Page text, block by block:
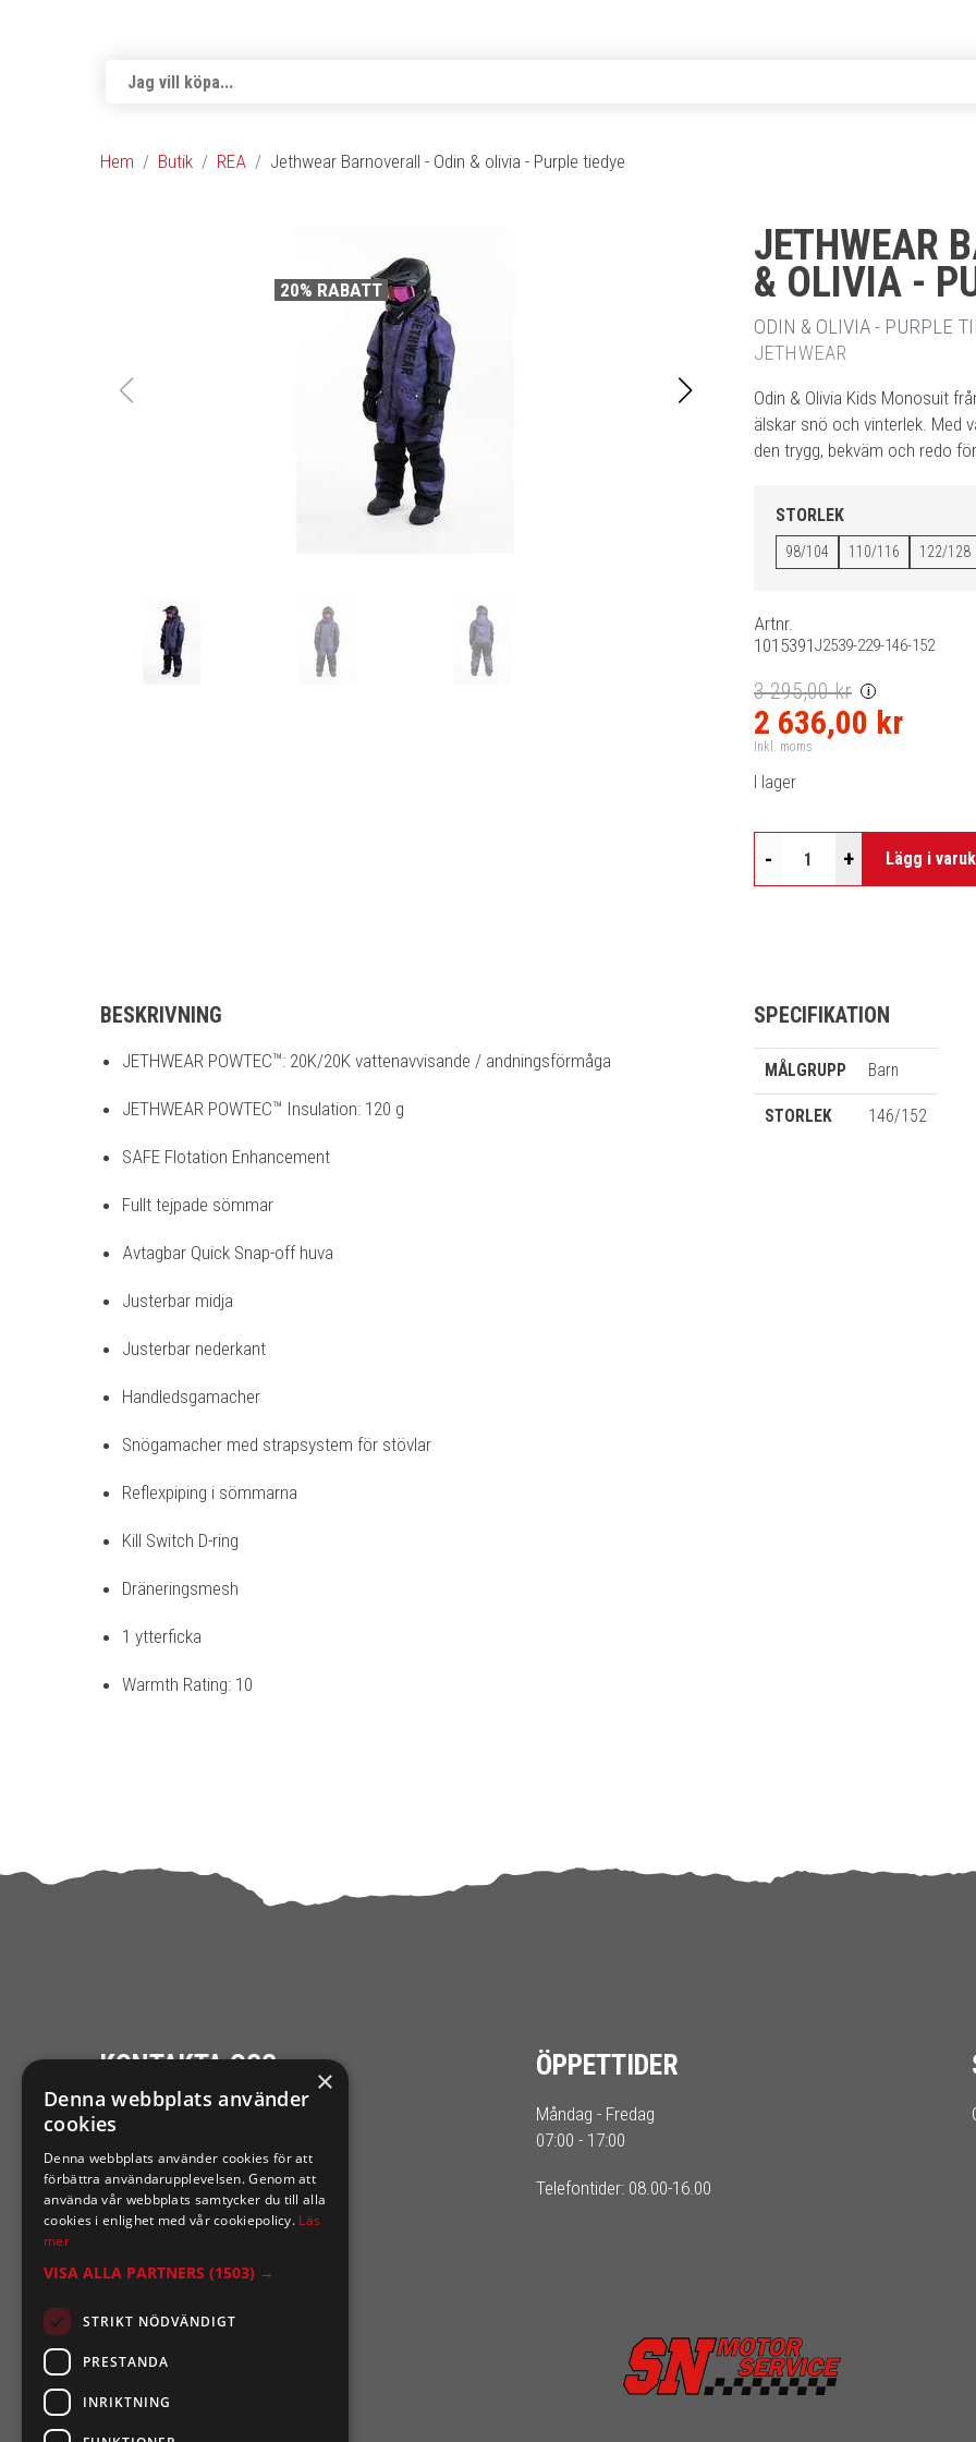
Hem Butik REA Jethwear Barnoverall - Odin & olivia - Purple tiedye
20% RABATT 20%
JETHWEAR
& OLIVIA -
ODIN & OLIVIA - PURPLE
JETHWEAR
Odin & Olivia Kids Monosuit
älskar snö och vinterlek. Med
den trygg, bekväm och redo
STORLEK
98/104 110/116 122/128
Artnr.
1015391J2539-229-146-152
3 295,00 kr i
2 636,00 kr
Inkl. moms
I lager
- + Lägg i
BESKRIVNING
JETHWEAR POWTEC™: 20K/20K vattenavvisande / andningsförmåga
JETHWEAR POWTEC™ Insulation: 120 g
SAFE Flotation Enhancement
Fullt tejpade sömmar
Avtagbar Quick Snap-off huva
Justerbar midja
Justerbar nederkant
Handledsgamacher
Snögamacher med strapsystem för stövlar
Reflexpiping i sömmarna
Kill Switch D-ring
Dräneringsmesh
1 ytterficka
Warmth Rating: 10
SPECIFIKATION
MÅLGRUPP Barn
STORLEK 146/152
KONTAKTA OSS
Ångra mitt köp
0921-102 09
support@sixtennilssons.com
ÖPPETTIDER
Måndag - Fredag
07:00 - 17:00
Telefontider: 08.00-16.00
×
Denna webbplats använder
cookies
Denna webbplats använder cookies för att
förbättra användarupplevelsen. Genom att
använda vår webbplats samtycker du till alla
cookies i enlighet med vår cookiepolicy. Läs
mer
VISA ALLA PARTNERS (1503) →
STRIKT NÖDVÄNDIGT
PRESTANDA
INRIKTNING